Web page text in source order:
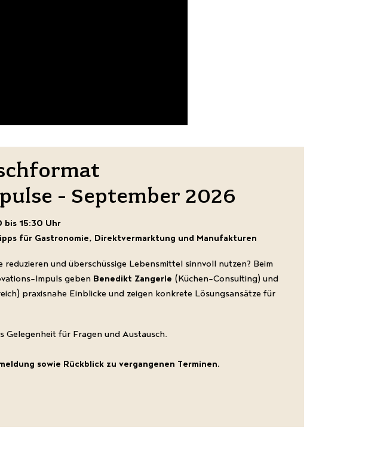
- September 2026
bis 15:30 Uhr
für Gastronomie, Direktvermarktung und Manufakturen
und überschüssige Lebensmittel sinnvoll nutzen? Beim
Impuls geben Benedikt Zangerle (Küchen-Consulting) und
praxisnahe Einblicke und zeigen konkrete Lösungsansätze für
Gelegenheit für Fragen und Austausch.
sowie Rückblick zu vergangenen Terminen.